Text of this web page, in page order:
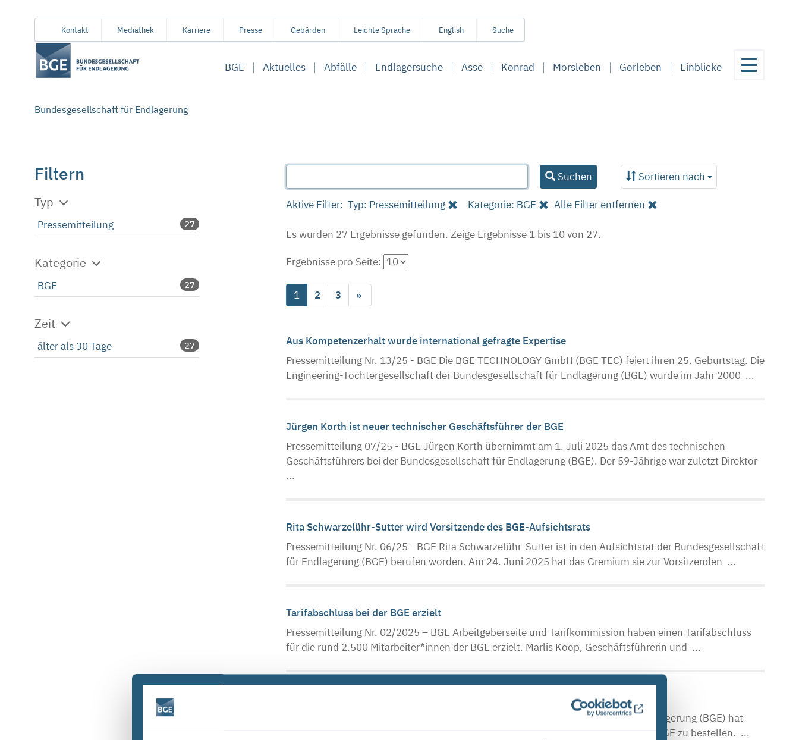
InhaltsbereichKontakt Mediathek Karriere Presse Gebärden Leichte Sprache English Suche
BGE Aktuelles Abfälle Endlagersuche Asse Konrad Morsleben Gorleben Einblicke
Bundesgesellschaft für Endlagerung
Suchen Sortieren nach
Filtern
Typ
Pressemitteilung 27
Kategorie
BGE 27
Zeit
älter als 30 Tage 27
Aktive Filter: Typ: Pressemitteilung Kategorie: BGE Alle Filter entfernen
Es wurden 27 Ergebnisse gefunden. Zeige Ergebnisse 1 bis 10 von 27.
Ergebnisse pro Seite:
1 2 3 »
Aus Kompetenzerhalt wurde international gefragte Expertise
Pressemitteilung Nr. 13/25 - BGE Die BGE TECHNOLOGY GmbH (BGE TEC) feiert ihren 25. Geburtstag. Die
Engineering-Tochtergesellschaft der Bundesgesellschaft für Endlagerung (BGE) wurde im Jahr 2000 ...
Jürgen Korth ist neuer technischer Geschäftsführer der BGE
Pressemitteilung 07/25 - BGE Jürgen Korth übernimmt am 1. Juli 2025 das Amt des technischen
Geschäftsführers bei der Bundesgesellschaft für Endlagerung (BGE). Der 59-Jährige war zuletzt Direktor
...
Rita Schwarzelühr-Sutter wird Vorsitzende des BGE-Aufsichtsrats
Pressemitteilung Nr. 06/25 - BGE Rita Schwarzelühr-Sutter ist in den Aufsichtsrat der Bundesgesellschaft
für Endlagerung (BGE) berufen worden. Am 24. Juni 2025 hat das Gremium sie zur Vorsitzenden ...
Tarifabschluss bei der BGE erzielt
Pressemitteilung Nr. 02/2025 – BGE Arbeitgeberseite und Tarifkommission haben einen Tarifabschluss
für die rund 2.500 Mitarbeiter*innen der BGE erzielt. Marlis Koop, Geschäftsführerin und ...
Im Juli bekommt die BGE eine neue technische Geschäftsführung
Pressemitteilung Nr. 01/25 - BGE Der Aufsichtsrat der Bundesgesellschaft für Endlagerung (BGE) hat
beschlossen, Jürgen Korth zum 1. Juli 2025 als technischen Geschäftsführer der BGE zu bestellen. ...